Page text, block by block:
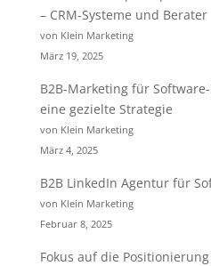
– CRM-Systeme und Berater
von Klein Marketing
März 19, 2025
B2B-Marketing für
eine gezielte Strategie
von Klein Marketing
März 4, 2025
B2B LinkedIn Agentur für
von Klein Marketing
Februar 8, 2025
Fokus auf die